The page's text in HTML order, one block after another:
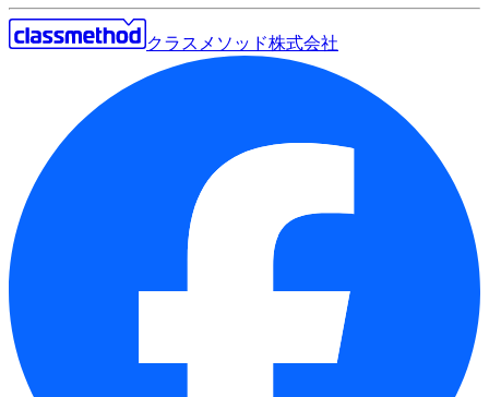
クラスメソッド株式会社